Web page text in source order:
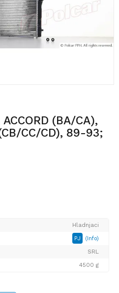
(BA/CA),
CC/CD), 89-93;
Hladnjaci
PJ (Info)
SRL
4500 g